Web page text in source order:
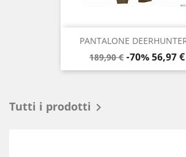
PANTALONE
Prezzo
base
189,90 € -70%Prezzo
56,97 €
Tutti i prodotti 